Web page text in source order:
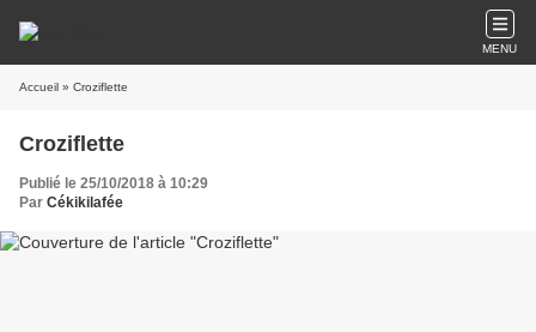
MENU
Accueil » Croziflette
Croziflette
Publié le 25/10/2018 à 10:29
Par Cékikilafée